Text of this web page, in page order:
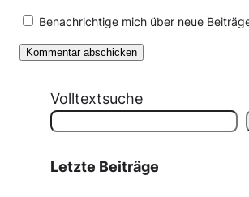
Benachrichtige mich über neue
Volltextsuche
Letzte Beiträge